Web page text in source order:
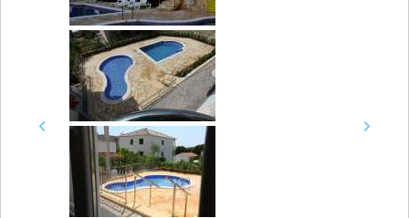
Previous Next